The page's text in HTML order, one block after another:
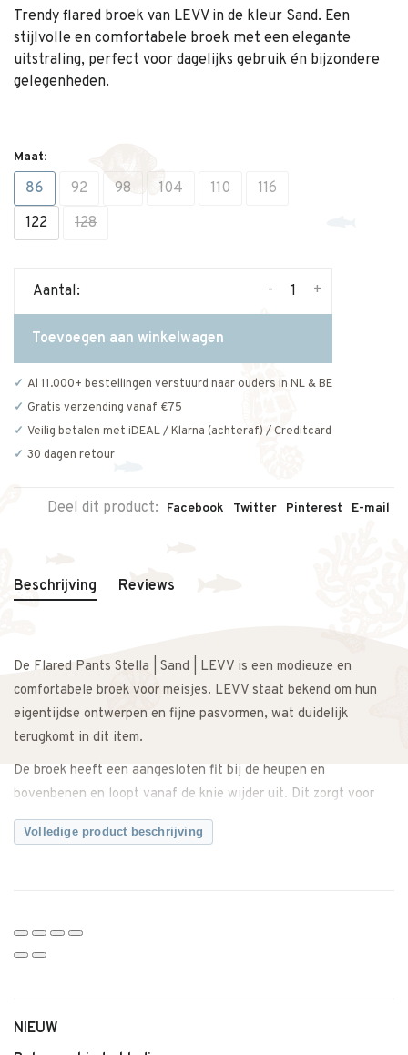
Trendy flared broek van LEVV in de kleur Sand. Een
stijlvolle en comfortabele broek met een elegante
uitstraling, perfect voor dagelijks gebruik én bijzondere
gelegenheden.
Maat:
86 92 98 104 110
116
122
128
Aantal: +
-
Toevoegen aan winkelwagen
Al 11.000+ bestellingen verstuurd naar ouders in NL & BE
Gratis verzending vanaf €75
Veilig betalen met iDEAL / Klarna (achteraf) / Creditcard
30 dagen retour
Deel dit product: Facebook Twitter Pinterest E-mail
Beschrijving Reviews
De Flared Pants Stella | Sand | LEVV is een modieuze en
comfortabele broek voor meisjes. LEVV staat bekend om hun
eigentijdse ontwerpen en fijne pasvormen, wat duidelijk
terugkomt in dit item.
De broek heeft een aangesloten fit bij de heupen en
bovenbenen en loopt vanaf de knie wijder uit. Dit zorgt voor
een speelse en trendy look. Dankzij de zachte en soepele stof
zit de broek comfortabel en biedt hij voldoende
kan worden.
Volledige product beschrijving
NIEUW